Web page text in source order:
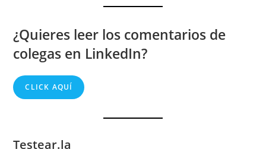
¿Quieres leer los comentarios de
colegas en LinkedIn?
CLICK AQUÍ
Testear.la